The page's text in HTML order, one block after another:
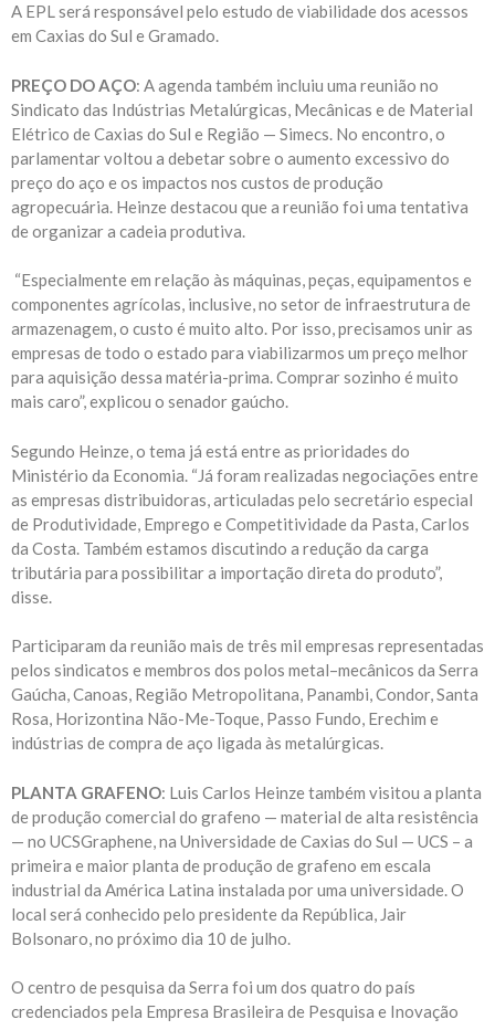
A EPL será responsável pelo estudo de viabilidade dos acessos
em Caxias do Sul e Gramado.
PREÇO DO AÇO: A agenda também incluiu uma reunião no
Sindicato das Indústrias Metalúrgicas, Mecânicas e de Material
Elétrico de Caxias do Sul e Região — Simecs. No encontro, o
parlamentar voltou a debetar sobre o aumento excessivo do
preço do aço e os impactos nos custos de produção
agropecuária. Heinze destacou que a reunião foi uma tentativa
de organizar a cadeia produtiva.
“Especialmente em relação às máquinas, peças, equipamentos e
componentes agrícolas, inclusive, no setor de infraestrutura de
armazenagem, o custo é muito alto. Por isso, precisamos unir as
empresas de todo o estado para viabilizarmos um preço melhor
para aquisição dessa matéria-prima. Comprar sozinho é muito
mais caro”, explicou o senador gaúcho.
Segundo Heinze, o tema já está entre as prioridades do
Ministério da Economia. “Já foram realizadas negociações entre
as empresas distribuidoras, articuladas pelo secretário especial
de Produtividade, Emprego e Competitividade da Pasta, Carlos
da Costa. Também estamos discutindo a redução da carga
tributária para possibilitar a importação direta do produto”,
disse.
Participaram da reunião mais de três mil empresas representadas
pelos sindicatos e membros dos polos metal–mecânicos da Serra
Gaúcha, Canoas, Região Metropolitana, Panambi, Condor, Santa
Rosa, Horizontina Não-Me-Toque, Passo Fundo, Erechim e
indústrias de compra de aço ligada às metalúrgicas.
PLANTA GRAFENO: Luis Carlos Heinze também visitou a planta
de produção comercial do grafeno — material de alta resistência
— no UCSGraphene, na Universidade de Caxias do Sul — UCS – a
primeira e maior planta de produção de grafeno em escala
industrial da América Latina instalada por uma universidade. O
local será conhecido pelo presidente da República, Jair
Bolsonaro, no próximo dia 10 de julho.
O centro de pesquisa da Serra foi um dos quatro do país
credenciados pela Empresa Brasileira de Pesquisa e Inovação